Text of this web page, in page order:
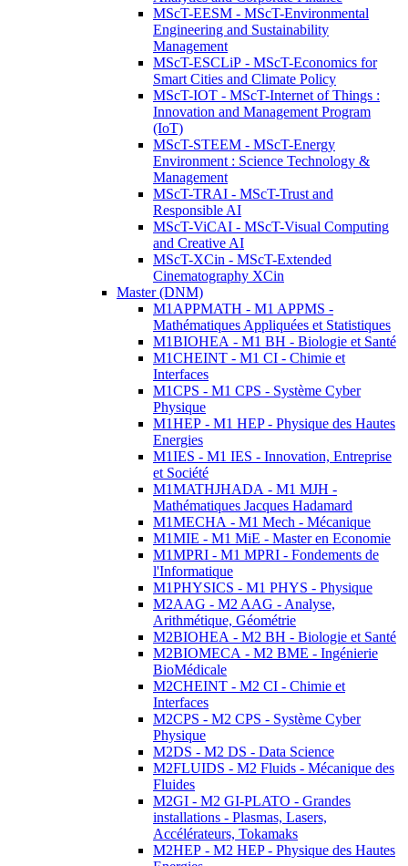
MScT-EESM - MScT-Environmental
Engineering and Sustainability
Management
MScT-ESCLiP - MScT-Economics for
Smart Cities and Climate Policy
MScT-IOT - MScT-Internet of Things :
Innovation and Management Program
(IoT)
MScT-STEEM - MScT-Energy
Environment : Science Technology &
Management
MScT-TRAI - MScT-Trust and
Responsible AI
MScT-ViCAI - MScT-Visual Computing
and Creative AI
MScT-XCin - MScT-Extended
Cinematography XCin
Master (DNM)
M1APPMATH - M1 APPMS -
Mathématiques Appliquées et Statistiques
M1BIOHEA - M1 BH - Biologie et Santé
M1CHEINT - M1 CI - Chimie et
Interfaces
M1CPS - M1 CPS - Système Cyber
Physique
M1HEP - M1 HEP - Physique des Hautes
Energies
M1IES - M1 IES - Innovation, Entreprise
et Société
M1MATHJHADA - M1 MJH -
Mathématiques Jacques Hadamard
M1MECHA - M1 Mech - Mécanique
M1MIE - M1 MiE - Master en Economie
M1MPRI - M1 MPRI - Fondements de
l'Informatique
M1PHYSICS - M1 PHYS - Physique
M2AAG - M2 AAG - Analyse,
Arithmétique, Géométrie
M2BIOHEA - M2 BH - Biologie et Santé
M2BIOMECA - M2 BME - Ingénierie
BioMédicale
M2CHEINT - M2 CI - Chimie et
Interfaces
M2CPS - M2 CPS - Système Cyber
Physique
M2DS - M2 DS - Data Science
M2FLUIDS - M2 Fluids - Mécanique des
Fluides
M2GI - M2 GI-PLATO - Grandes
installations - Plasmas, Lasers,
Accélérateurs, Tokamaks
M2HEP - M2 HEP - Physique des Hautes